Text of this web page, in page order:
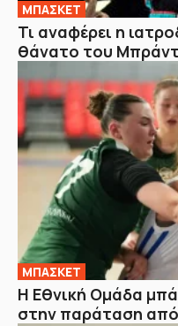
ΜΠΑΣΚΕΤ
Τι αναφέρει η
θάνατο του
ΜΠΑΣΚΕΤ
Η Εθνική Ομάδα
στην παράταση